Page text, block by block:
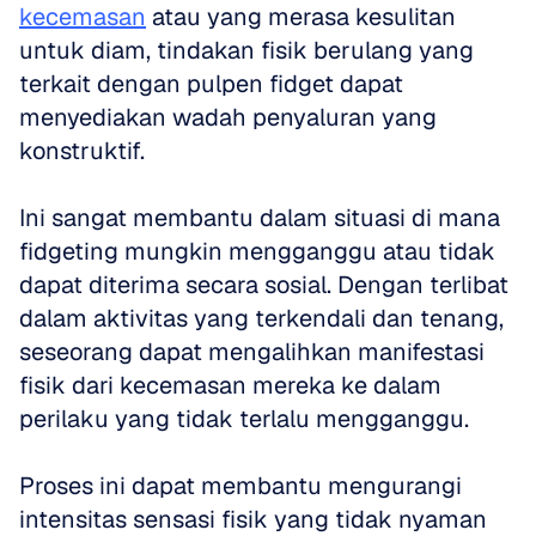
kecemasan atau yang merasa kesulitan
untuk diam, tindakan fisik berulang yang
terkait dengan pulpen fidget dapat
menyediakan wadah penyaluran yang
konstruktif.
Ini sangat membantu dalam situasi di mana
fidgeting mungkin mengganggu atau tidak
dapat diterima secara sosial. Dengan terlibat
dalam aktivitas yang terkendali dan tenang,
seseorang dapat mengalihkan manifestasi
fisik dari kecemasan mereka ke dalam
perilaku yang tidak terlalu mengganggu.
Proses ini dapat membantu mengurangi
intensitas sensasi fisik yang tidak nyaman